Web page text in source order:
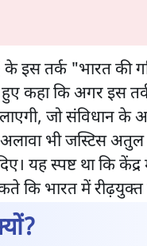
के इस तर्क "भारत की
कहा कि अगर इस
जो संविधान
भी जस्टिस अतुल
यह स्पष्ट था कि
कि भारत में रीढ़युक्त